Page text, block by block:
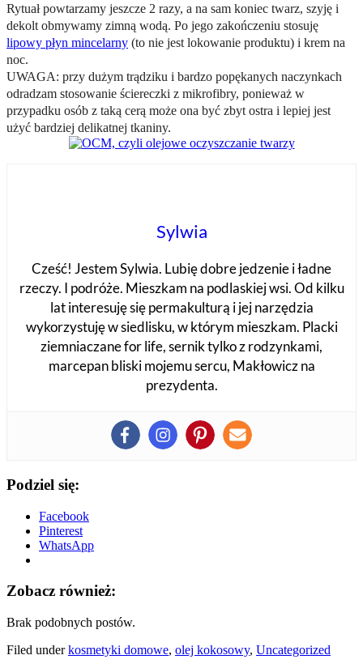
Rytuał powtarzamy jeszcze 2 razy, a na sam koniec twarz, szyję i
dekolt obmywamy zimną wodą. Po jego zakończeniu stosuję
lipowy płyn mincelarny (to nie jest lokowanie produktu) i krem na
noc.
UWAGA: przy dużym trądziku i bardzo popękanych naczynkach
odradzam stosowanie ściereczki z mikrofibry, ponieważ w
przypadku osób z taką cerą może ona być zbyt ostra i lepiej jest
użyć bardziej delikatnej tkaniny.
Sylwia
Cześć! Jestem Sylwia. Lubię dobre jedzenie i ładne
rzeczy. I podróże. Mieszkam na podlaskiej wsi. Od kilku
lat interesuję się permakulturą i jej narzędzia
wykorzystuję w siedlisku, w którym mieszkam. Placki
ziemniaczane for life, sernik tylko z rodzynkami,
marcepan bliski mojemu sercu, Makłowicz na
prezydenta.
Podziel się:
Facebook
Pinterest
WhatsApp
Zobacz również:
Brak podobnych postów.
Filed underkosmetyki domowe, olej kokosowy, Uncategorized